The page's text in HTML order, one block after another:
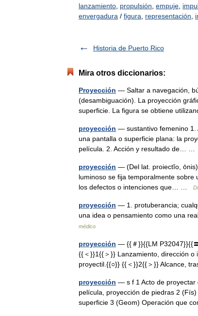
lanzamiento propulsión empuje
envergadura / figura representación
Historia de Puerto Rico
Mira otros diccionarios:
Proyección — Saltar a navegación,
(desambiguación). La proyección
superficie. La figura se obtiene
proyección — sustantivo femenino 1.
una pantalla o superficie plana: la
película. 2. Acción y resultado de… …
proyección — (Del lat. proiectĭo,
luminoso se fija temporalmente
los defectos o intenciones que… …
proyección — 1. protuberancia;
una idea o pensamiento como una
médico
proyección — {{＃}}{{LM P32047}}{{
{{＜}}1{{＞}} Lanzamiento, dirección o
proyectil.{{○}} {{＜}}2{{＞}} Alcance,
proyección — s f 1 Acto de proyectar
película, proyección de piedras 2
superficie 3 (Geom) Operación que